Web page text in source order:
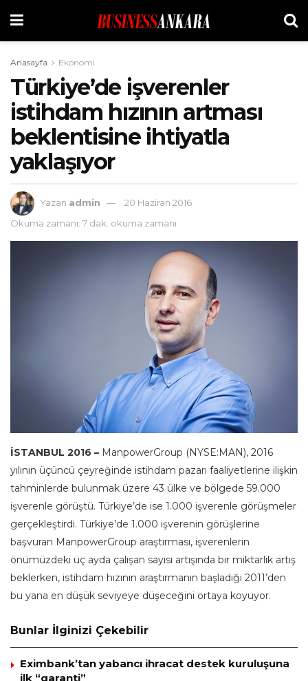
Anasayfa Ekonomi
Türkiye’de işverenler
istihdam hızının artması
beklentisine ihtiyatla
yaklaşıyor
Yazan admin
20 Haziran 2016
Okuma zamanı: 7 dak. okuma zamanı
İSTANBUL 2016 – ManpowerGroup (NYSE:MAN), 2016
yılının üçüncü çeyreğinde istihdam pazarı faaliyetlerine ilişkin
tahminlerde bulunmak üzere 43 ülke ve bölgede 59.000
işverenle görüştü. Türkiye’de ise 1.000 işverenle görüşmeler
gerçekleştirdi. Türkiye’de 1.000 işverenin görüşlerine
başvuran ManpowerGroup araştırması, işverenlerin
önümüzdeki üç ayda çalışan sayısı artışında bir miktarlık artış
beklerken, istihdam hızının araştırmanın başladığı 2011’den
bu yana en düşük seviyeye düşeceğini ortaya koyuyor.
Bunlar İlginizi Çekebilir
Eximbank’tan yabancı ihracat destek kuruluşuna
ilk “garanti”